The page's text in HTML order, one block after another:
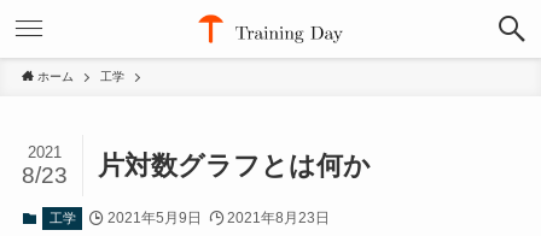
ホーム 工学
片対数グラフとは何か
2021
8/23
工学 2021年5月9日 2021年8月23日